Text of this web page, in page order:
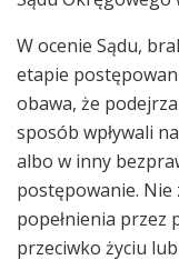
W ocenie Sądu,
etapie
obawa, że
sposób wpływali
albo w inny
postępowanie. Nie
popełnienia przez
przeciwko życiu